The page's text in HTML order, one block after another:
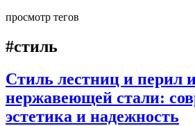
просмотр тегов
#стиль
Стиль лестниц и перил
нержавеющей стали:
эстетика и надежность